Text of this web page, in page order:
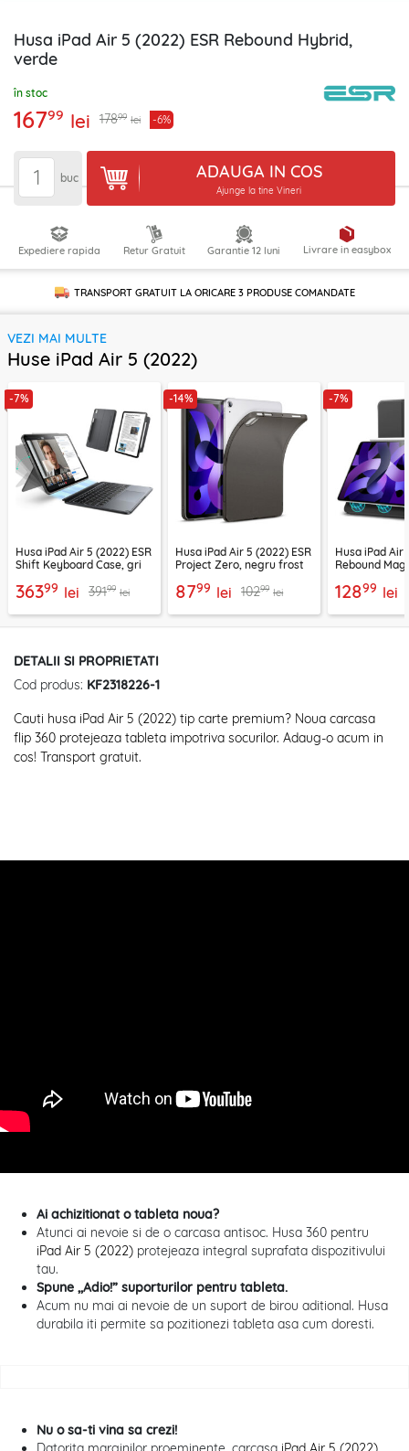
Husa iPad Air 5 (2022) ESR Rebound Hybrid,
verde
în stoc
16799 lei 17899 lei -6%
buc ADAUGA IN COS
Ajunge la tine Vineri
Expediere rapida Retur Gratuit Garantie 12 luni Livrare in easybox
TRANSPORT GRATUIT LA ORICARE 3 PRODUSECOMANDATE
VEZI MAI MULTE
Huse iPad Air 5 (2022)
-7%
Husa iPad Air 5 (2022) ESR
Shift Keyboard Case, gri
36399 lei 39199 lei
-14%
Husa iPad Air 5 (2022) ESR
Project Zero, negru frost
8799 lei 10299 lei
-7%
Husa iPad Air
Rebound
12899 lei
DETALII SI PROPRIETATI
Cod produs: KF2318226-1
Cauti husa iPad Air 5 (2022) tip carte premium? Noua carcasa
flip 360 protejeaza tableta impotriva socurilor. Adaug-o acum in
cos! Transport gratuit.
Ai achizitionat o tableta noua?
Atunci ai nevoie si de o carcasa antisoc. Husa 360 pentru
iPad Air 5 (2022) protejeaza integral suprafata dispozitivului
tau.
Spune ,,Adio!” suporturilor pentru tableta.
Acum nu mai ai nevoie de un suport de birou aditional. Husa
durabila iti permite sa pozitionezi tableta asa cum doresti.
Nu o sa-ti vina sa crezi!